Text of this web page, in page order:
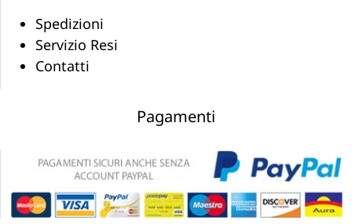
Spedizioni
Servizio Resi
Contatti
Pagamenti